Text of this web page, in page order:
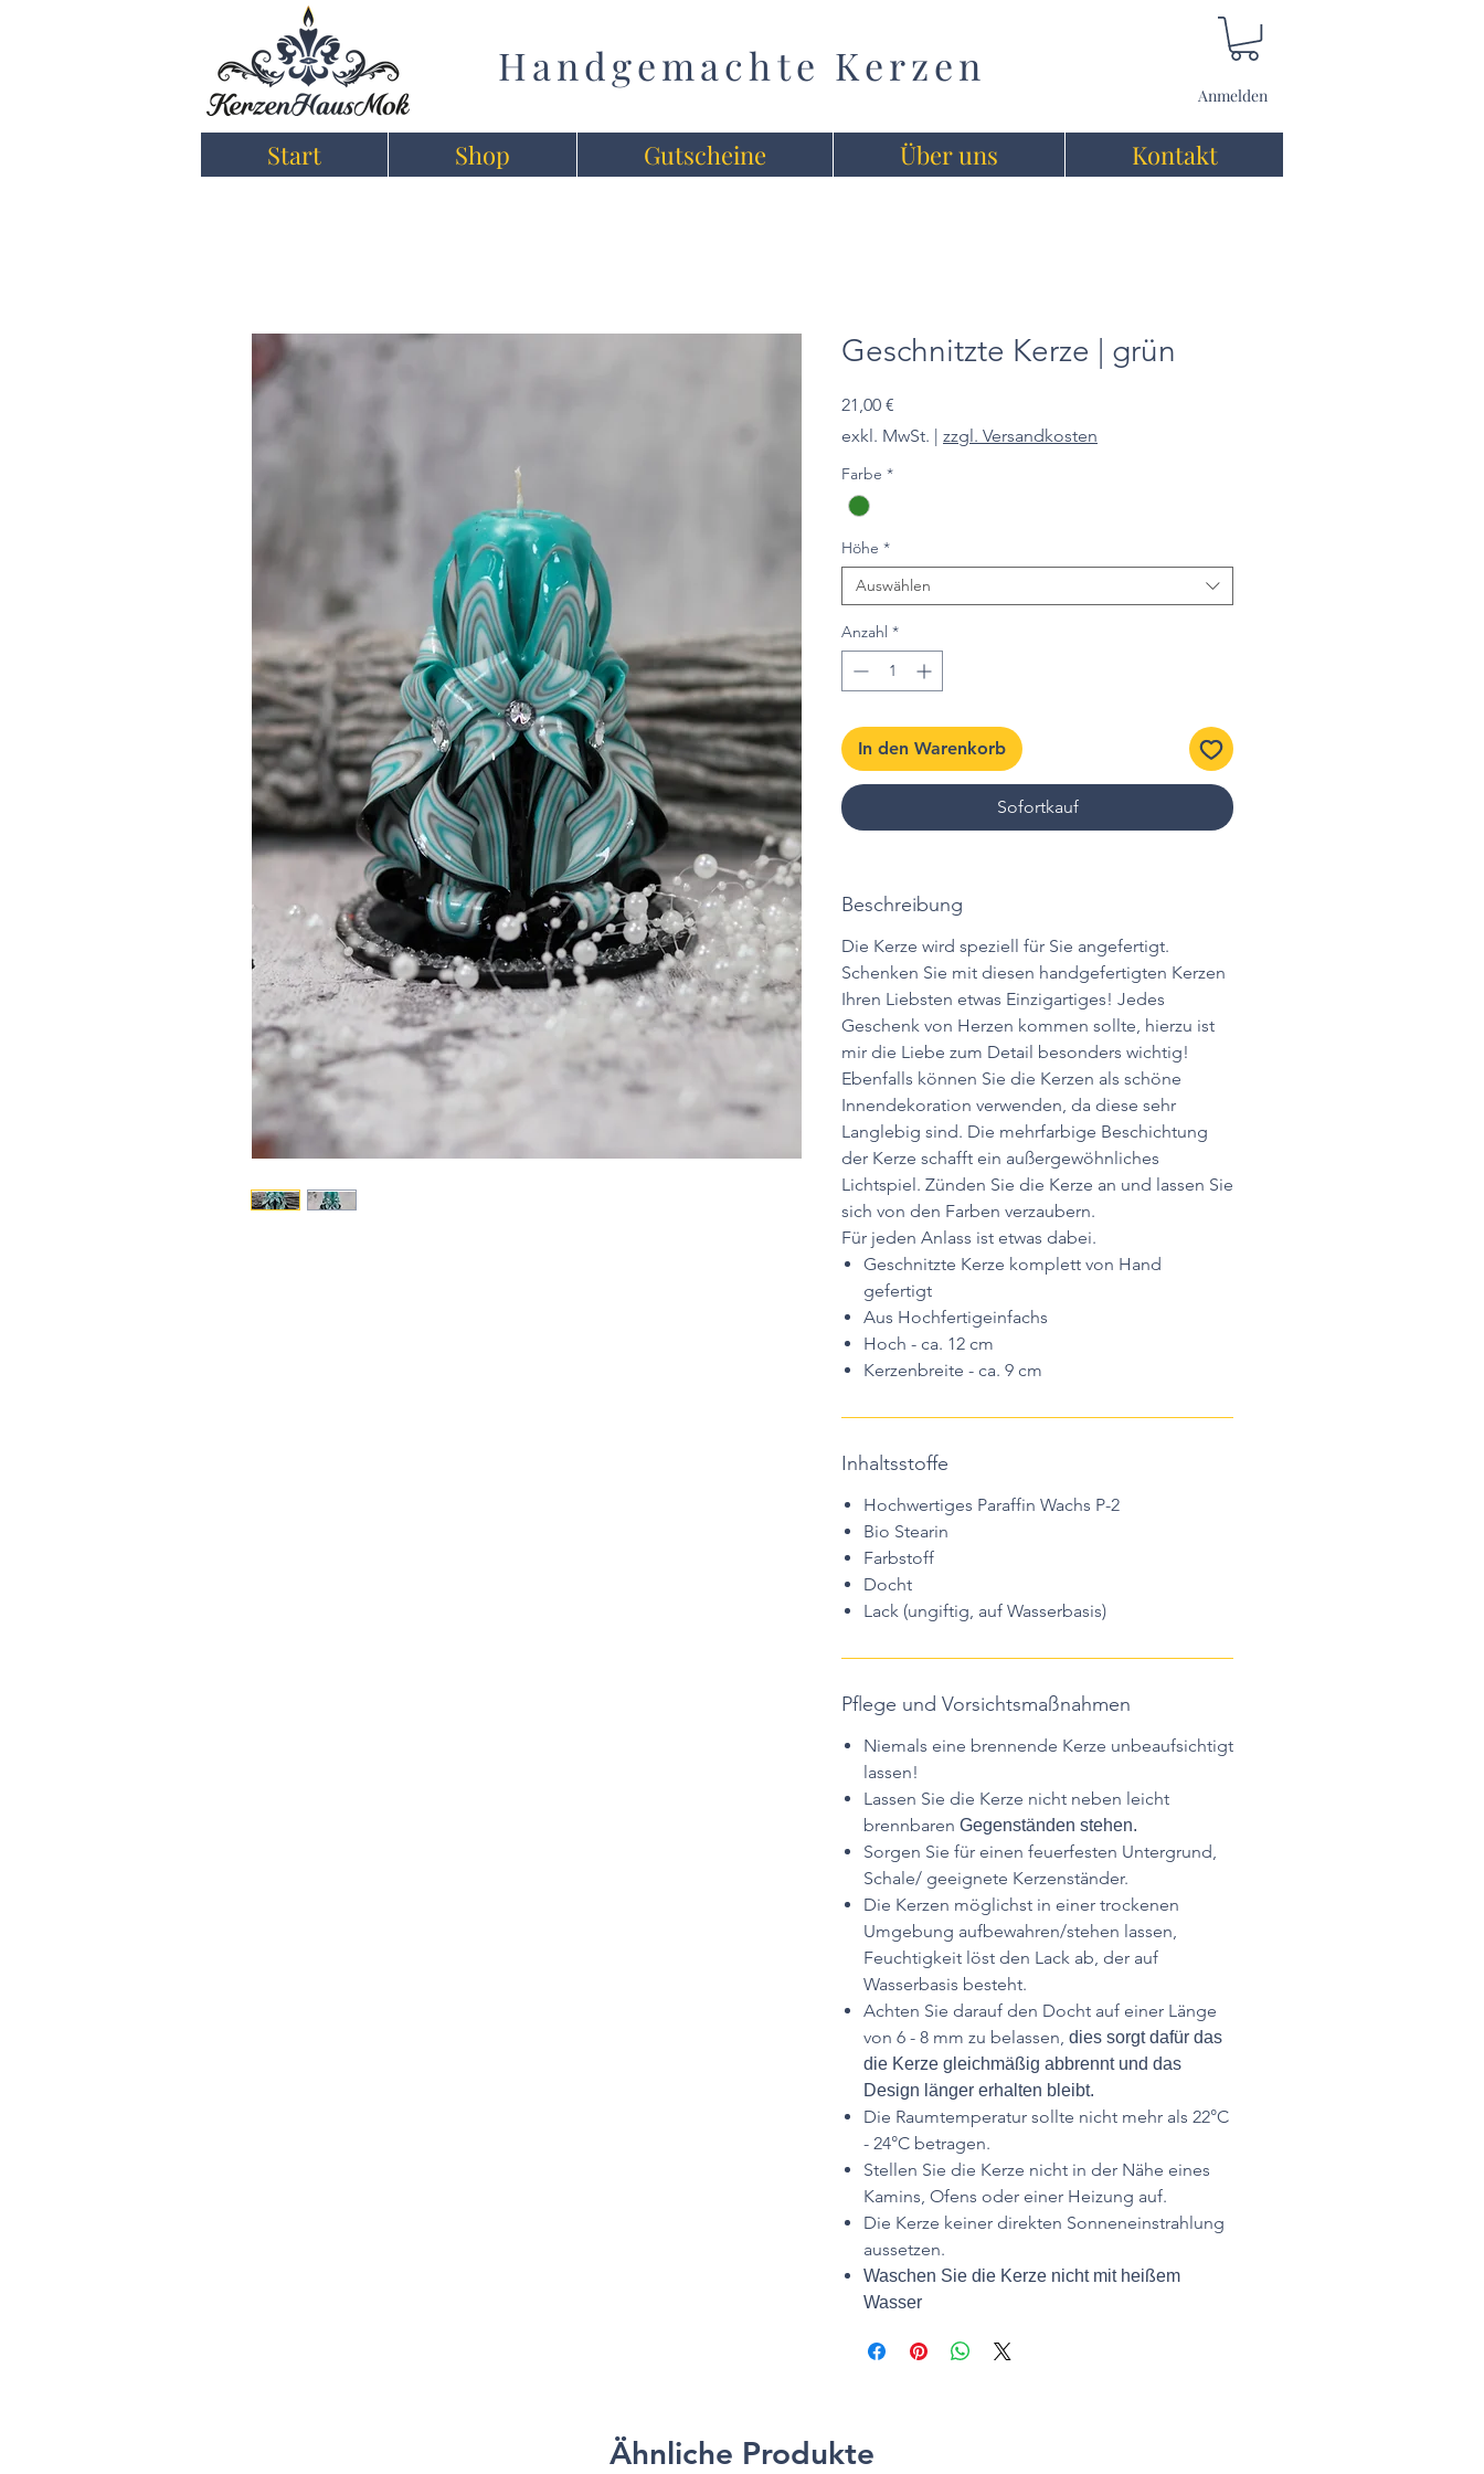
Handgemachte Kerzen
Anmelden
Start Shop Gutscheine Über uns Kontakt
Geschnitzte Kerze | grün
21,00 €
exkl. MwSt. | zzgl. Versandkosten
Farbe *
Höhe *
Auswählen
Anzahl *
In den Warenkorb
Sofortkauf
Beschreibung
Die Kerze wird speziell für Sie angefertigt.
Schenken Sie mit diesen handgefertigten Kerzen
Ihren Liebsten etwas Einzigartiges! Jedes
Geschenk von Herzen kommen sollte, hierzu ist
mir die Liebe zum Detail besonders wichtig!
Ebenfalls können Sie die Kerzen als schöne
Innendekoration verwenden, da diese sehr
Langlebig sind. Die mehrfarbige Beschichtung
der Kerze schafft ein außergewöhnliches
Lichtspiel. Zünden Sie die Kerze an und lassen Sie
sich von den Farben verzaubern.
Für jeden Anlass ist etwas dabei.
Geschnitzte Kerze komplett von Hand
gefertigt
Aus Hochfertigeinfachs
Hoch - ca. 12 cm
Kerzenbreite - ca. 9 cm
Inhaltsstoffe
Hochwertiges Paraffin Wachs P-2
Bio Stearin
Farbstoff
Docht
Lack (ungiftig, auf Wasserbasis)
Pflege und Vorsichtsmaßnahmen
Niemals eine brennende Kerze unbeaufsichtigt
lassen!
Lassen Sie die Kerze nicht neben leicht
brennbaren Gegenständen stehen.
Sorgen Sie für einen feuerfesten Untergrund,
Schale/ geeignete Kerzenständer.
Die Kerzen möglichst in einer trockenen
Umgebung aufbewahren/stehen lassen,
Feuchtigkeit löst den Lack ab, der auf
Wasserbasis besteht.
Achten Sie darauf den Docht auf einer Länge
von 6 - 8 mm zu belassen, dies sorgt dafür das
die Kerze gleichmäßig abbrennt und das
Design länger erhalten bleibt.
Die Raumtemperatur sollte nicht mehr als 22°C
- 24°C betragen.
Stellen Sie die Kerze nicht in der Nähe eines
Kamins, Ofens oder einer Heizung auf.
Die Kerze keiner direkten Sonneneinstrahlung
aussetzen.
Waschen Sie die Kerze nicht mit heißem
Wasser
Ähnliche Produkte